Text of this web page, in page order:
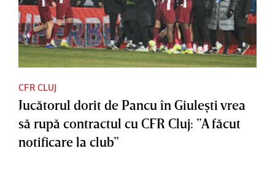
CFR CLUJ
Jucătorul dorit de Pancu în Giuleşti vrea
să rupă contractul cu CFR Cluj: ”A făcut
notificare la club”